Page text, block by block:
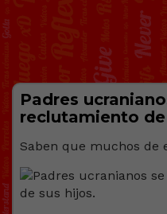
Padres
reclutamiento de
Saben que muchos de